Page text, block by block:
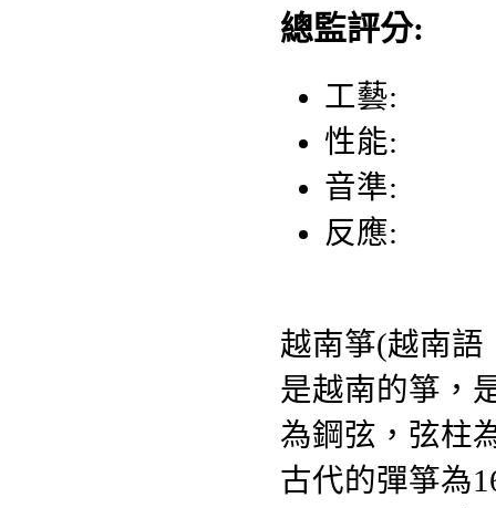
總監評分:
工藝:
性能:
音準:
反應:
越南箏(越南語
是越南的箏，
為鋼弦，弦柱
古代的彈箏為